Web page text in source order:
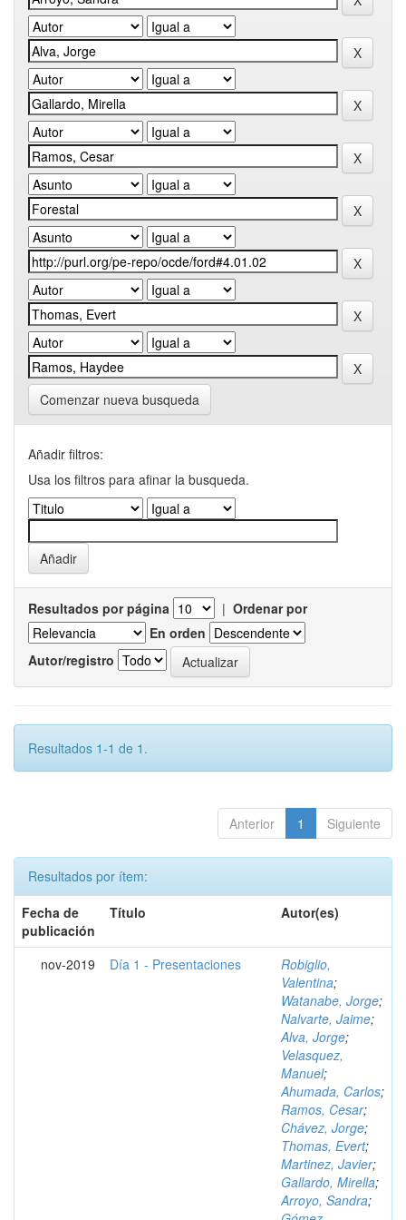
Comenzar nueva busqueda
Añadir filtros:
Usa los filtros para afinar la busqueda.
Resultados por página | Ordenar por
En orden
Autor/registro
Resultados 1-1 de 1.
Anterior 1 Siguiente
Resultados por ítem:
Fecha de
publicación
Título Autor(es)
nov-2019 Día 1 - Presentaciones
Robiglio,
Valentina;
Watanabe, Jorge;
Nalvarte, Jaime;
Alva, Jorge;
Velasquez,
Manuel;
Ahumada, Carlos;
Ramos, Cesar;
Chávez, Jorge;
Thomas, Evert;
Martinez, Javier;
Gallardo, Mirella;
Arroyo, Sandra;